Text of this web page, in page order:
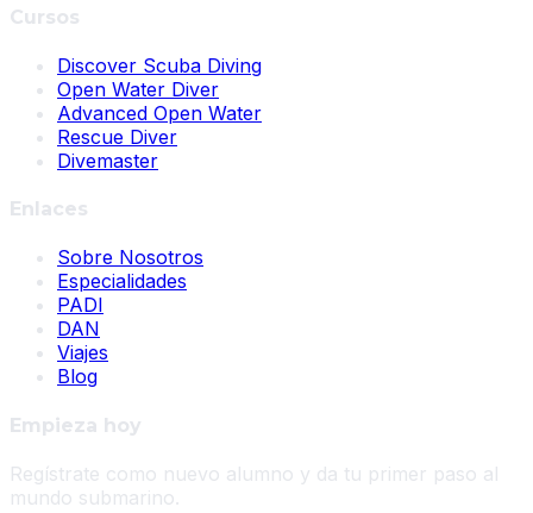
Cursos
Discover Scuba Diving
Open Water Diver
Advanced Open Water
Rescue Diver
Divemaster
Enlaces
Sobre Nosotros
Especialidades
PADI
DAN
Viajes
Blog
Empieza hoy
Regístrate como nuevo alumno y da tu primer paso al
mundo submarino.